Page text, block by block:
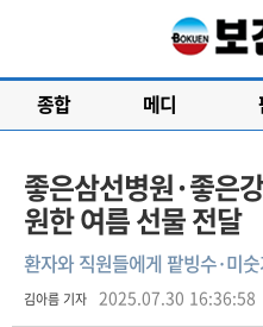
종합 메디
좋은삼선병원·좋은
원한 여름 선물 전달
환자와 직원들에게 팥빙수·미
김아름 기자 2025.07.30 16:36:58